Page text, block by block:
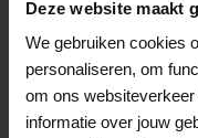
Deze website maakt
We gebruiken cookies
personaliseren, om
om ons
informatie over jouw
Nog veel meer...
Maak account aan